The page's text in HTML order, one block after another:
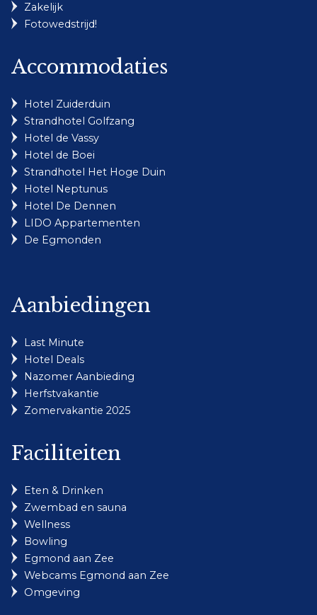
Zakelijk
Fotowedstrijd!
Accommodaties
Hotel Zuiderduin
Strandhotel Golfzang
Hotel de Vassy
Hotel de Boei
Strandhotel Het Hoge Duin
Hotel Neptunus
Hotel De Dennen
LIDO Appartementen
De Egmonden
Aanbiedingen
Last Minute
Hotel Deals
Nazomer Aanbieding
Herfstvakantie
Zomervakantie 2025
Faciliteiten
Eten & Drinken
Zwembad en sauna
Wellness
Bowling
Egmond aan Zee
Webcams Egmond aan Zee
Omgeving